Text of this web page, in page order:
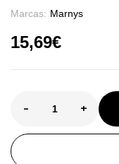
Marcas: Marnys
15,69€
- +